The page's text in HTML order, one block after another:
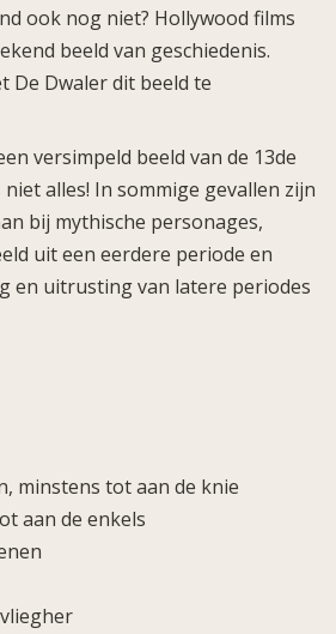
ook nog niet? Hollywood films
beeld van geschiedenis.
De Dwaler dit beeld te
versimpeld beeld van de 13de
alles! In sommige gevallen zijn
bij mythische personages,
uit een eerdere periode en
en uitrusting van latere periodes
minstens tot aan de knie
aan de enkels